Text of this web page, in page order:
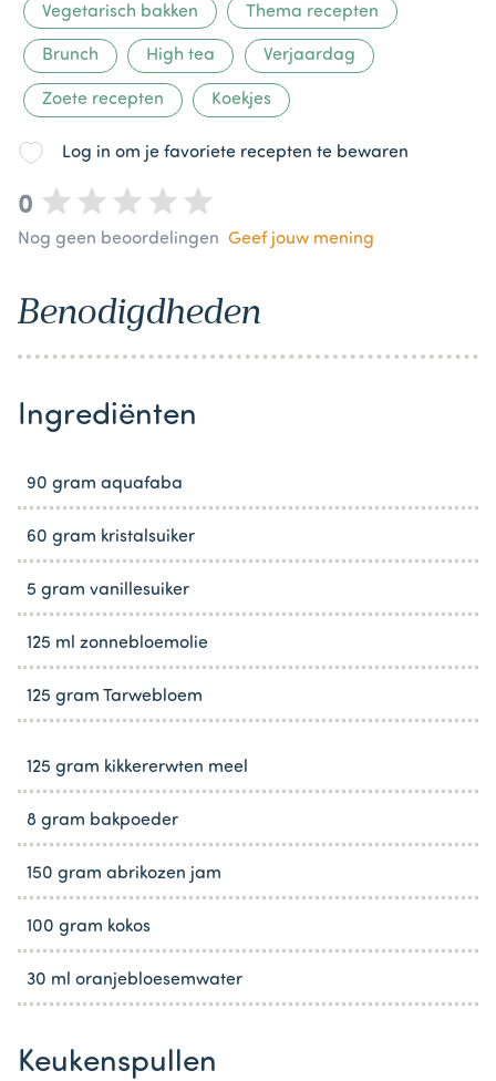
Vegetarisch bakken Thema recepten
Brunch High tea Verjaardag
Zoete recepten Koekjes
Log in om je favoriete recepten te bewaren
0
Nog geen beoordelingen Geef jouw mening
Benodigdheden
Ingrediënten
90 gram aquafaba
60 gram kristalsuiker
5 gram vanillesuiker
125 ml zonnebloemolie
125 gram Tarwebloem
125 gram kikkererwten meel
8 gram bakpoeder
150 gram abrikozen jam
100 gram kokos
30 ml oranjebloesemwater
Keukenspullen